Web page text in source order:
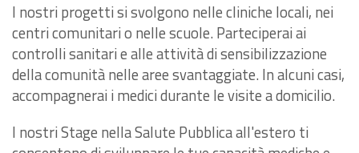
I nostri progetti si svolgono nelle cliniche locali, nei
centri comunitari o nelle scuole. Parteciperai ai
controlli sanitari e alle attività di sensibilizzazione
della comunità nelle aree svantaggiate. In alcuni casi,
accompagnerai i medici durante le visite a domicilio.
I nostri Stage nella Salute Pubblica all'estero ti